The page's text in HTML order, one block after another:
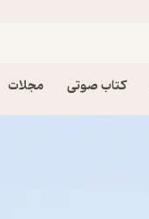
کتاب صوتی مجلات